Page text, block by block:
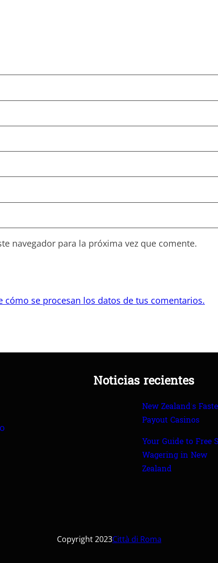
navegador para la próxima vez que comente.
cómo se procesan los datos de tus comentarios.
Noticias recientes
New Zealand’s
Payout Casinos
Your Guide to Free
Wagering in New
Zealand
Copyright 2023Città di Roma